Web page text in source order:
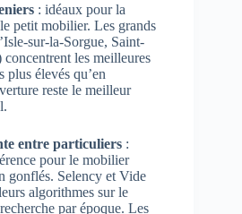
: idéaux pour la
petit mobilier. Les grands
sur-la-Sorgue, Saint-
concentrent les meilleures
plus élevés qu’en
reste le meilleur
entre particuliers :
pour le mobilier
gonflés. Selency et Vide
algorithmes sur le
par époque. Les